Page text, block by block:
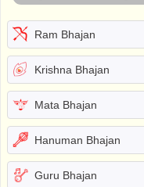
Ram Bhajan
Krishna Bhajan
Mata Bhajan
Hanuman Bhajan
Guru Bhajan